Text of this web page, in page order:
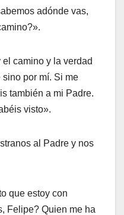
adónde vas,
camino y la verdad
por mí. Si me
también a mi Padre.
visto».
al Padre y nos
que estoy con
Felipe? Quien me ha